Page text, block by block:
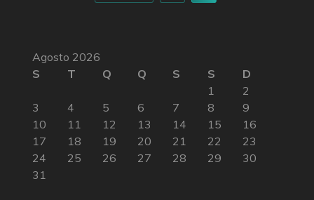
Agosto 2026
S
T Q Q S S
D
1
2
3
4 5 6 7 8
9
10
11 12 13 14 15
16
17
18 19 20 21 22
23
24
25 26 27 28 29
30
31